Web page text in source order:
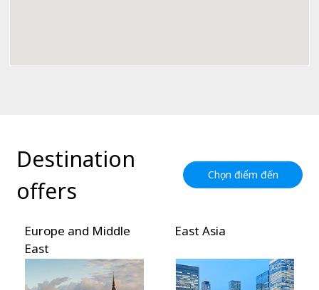
Destination
offers
Chọn điểm đến
Europe and Middle
East
East Asia